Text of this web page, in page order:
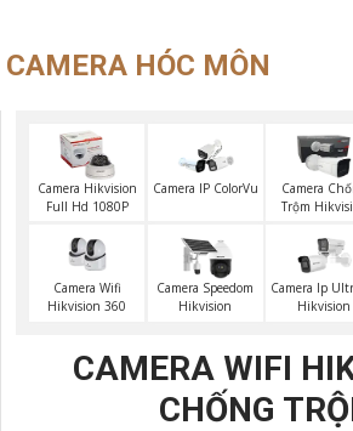
CAMERA HÓC MÔN
Camera Hikvision
Full Hd 1080P
Camera IP ColorVu
Camera
Trộm
Camera Wifi
Hikvision 360
Camera Speedom
Hikvision
Camera Ip
Hikvision
CAMERA WIFI
CHỐNG